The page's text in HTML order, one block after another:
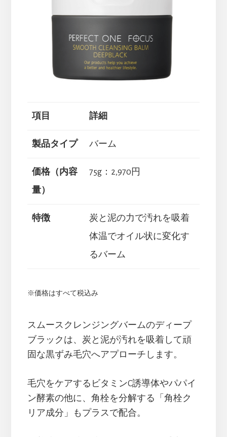
項目 詳細
製品タイプ バーム
価格（内容
量）
75g：2,970円
特徴
炭と泥の力で汚れを吸着
体温でオイル状に変化す
るバーム
※価格はすべて税込み
スムースクレンジングバームのディープ
ブラックは、炭と泥が汚れを吸着して頑
固な黒ずみ毛穴へアプローチします。
毛穴をケアするビタミンC誘導体やパパイ
ン酵素の他に、角栓を分解する「角栓ク
リア成分」もプラスで配合。